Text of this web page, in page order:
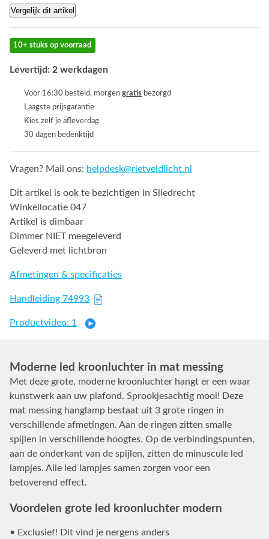
Vergelijk dit artikel
10+ stuks op voorraad
Levertijd: 2 werkdagen
Voor 16:30 besteld, morgen gratis bezorgd
Laagste prijsgarantie
Kies zelf je afleverdag
30 dagen bedenktijd
Vragen? Mail ons: helpdesk@rietveldlicht.nl
Dit artikel is ook te bezichtigen in Sliedrecht
Winkellocatie 047
Artikel is dimbaar
Dimmer NIET meegeleverd
Geleverd met lichtbron
Afmetingen & specificaties
Handleiding 74993
Productvideo: 1
Moderne led kroonluchter in mat messing
Met deze grote, moderne kroonluchter hangt er een waar
kunstwerk aan uw plafond. Sprookjesachtig mooi! Deze
mat messing hanglamp bestaat uit 3 grote ringen in
verschillende afmetingen. Aan de ringen zitten smalle
spijlen in verschillende hoogtes. Op de verbindingspunten,
aan de onderkant van de spijlen, zitten de minuscule led
lampjes. Alle led lampjes samen zorgen voor een
betoverend effect.
Voordelen grote led kroonluchter modern
• Exclusief! Dit vind je nergens anders